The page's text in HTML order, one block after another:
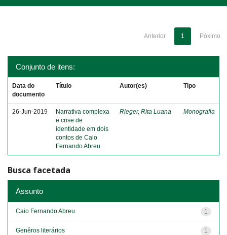
Anterior 1 Póximo
Conjunto de itens:
Data do
documento
Título Autor(es) Tipo
26-Jun-2019
Narrativa complexa
e crise de
identidade em dois
contos de Caio
Fernando Abreu
Rieger, Rita Luana Monografia
Busca facetada
Assunto
1
Caio Fernando Abreu
1
Genêros literários